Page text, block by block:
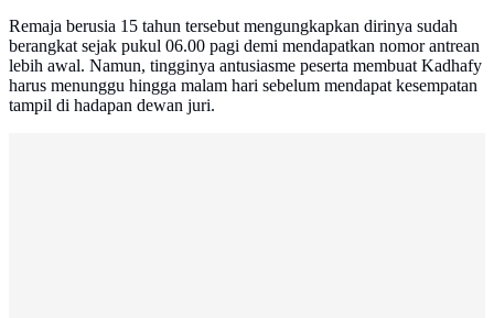
Remaja berusia 15 tahun tersebut mengungkapkan dirinya sudah
berangkat sejak pukul 06.00 pagi demi mendapatkan nomor antrean
lebih awal. Namun, tingginya antusiasme peserta membuat Kadhafy
harus menunggu hingga malam hari sebelum mendapat kesempatan
tampil di hadapan dewan juri.